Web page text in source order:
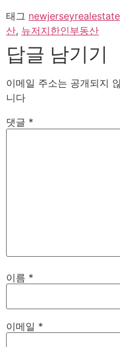
태그 newjerseyrealestate
산, 뉴저지한인부동산
답글 남기기
이메일 주소는 공개되지
니다
댓글 *
이름 *
이메일 *